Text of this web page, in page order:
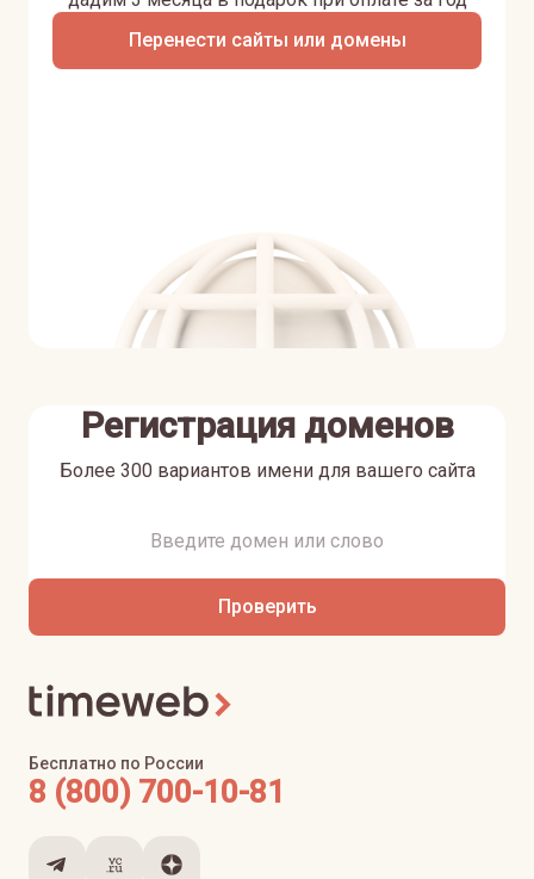
Перенести сайты или домены
Регистрация доменов
Более 300 вариантов имени для вашего сайта
Проверить
Бесплатно по России
8 (800) 700-10-81